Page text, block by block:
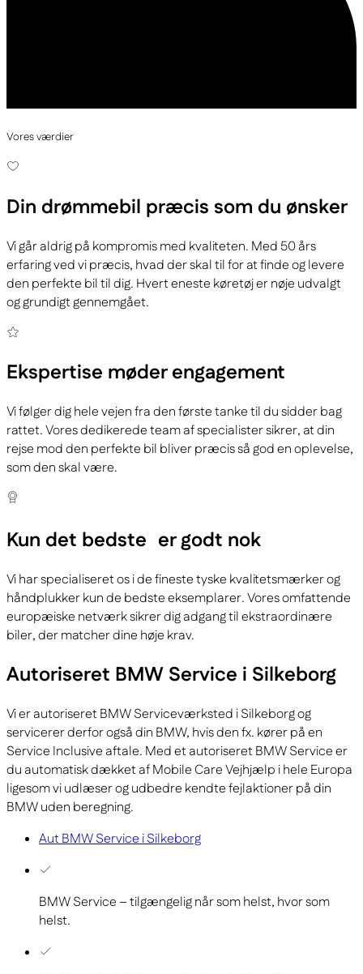
Vores værdier
Din drømmebil præcis som du ønsker
Vi går aldrig på kompromis med kvaliteten. Med 50 års
erfaring ved vi præcis, hvad der skal til for at finde og levere
den perfekte bil til dig. Hvert eneste køretøj er nøje udvalgt
og grundigt gennemgået.
Ekspertise møder engagement
Vi følger dig hele vejen fra den første tanke til du sidder bag
rattet. Vores dedikerede team af specialister sikrer, at din
rejse mod den perfekte bil bliver præcis så god en oplevelse,
som den skal være.
Kun det bedste er godt nok
Vi har specialiseret os i de fineste tyske kvalitetsmærker og
håndplukker kun de bedste eksemplarer. Vores omfattende
europæiske netværk sikrer dig adgang til ekstraordinære
biler, der matcher dine høje krav.
Autoriseret BMW Service i Silkeborg
Vi er autoriseret BMW Serviceværksted i Silkeborg og
servicerer derfor også din BMW, hvis den fx. kører på en
Service Inclusive aftale. Med et autoriseret BMW Service er
du automatisk dækket af Mobile Care Vejhjælp i hele Europa
ligesom vi udlæser og udbedre kendte fejlaktioner på din
BMW uden beregning.
Aut BMW Service i Silkeborg
BMW Service – tilgængelig når som helst, hvor som
helst.